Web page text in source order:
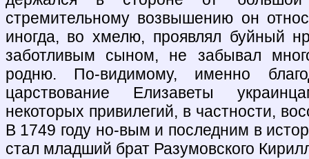
стремительному возвышению он
иногда, во хмелю, проявлял буйный
заботливым сыном, не забывал
родню. По-видимому, именно
царствование Елизаветы
некоторых привилегий, в частности,
В 1749 году но-вым и последним в
стал младший брат Разумовского